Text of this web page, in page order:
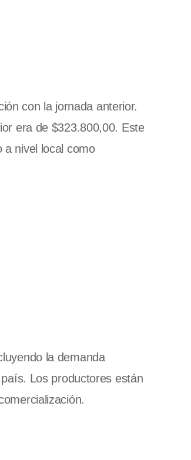
con la jornada anterior.
era de $323.800,00. Este
a nivel local como
la demanda
Los productores están